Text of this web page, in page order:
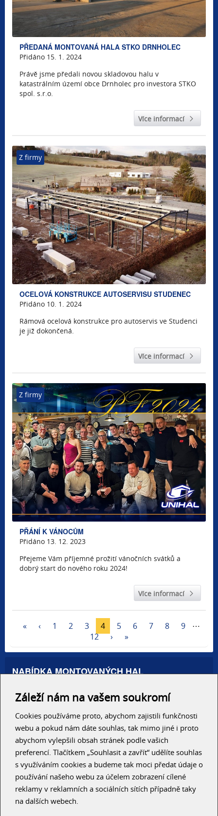
PŘEDANÁ MONTOVANÁ HALA STKO DRNHOLEC
Přidáno 15. 1. 2024
Právě jsme předali novou skladovou halu v
katastrálním území obce Drnholec pro investora STKO
spol. s.r.o.
Více informací
Z firmy
OCELOVÁ KONSTRUKCE AUTOSERVISU STUDENEC
Přidáno 10. 1. 2024
Rámová ocelová konstrukce pro autoservis ve Studenci
je již dokončená.
Více informací
Z firmy
PŘÁNÍ K VÁNOCŮM
Přidáno 13. 12. 2023
Přejeme Vám příjemné prožití vánočních svátků a
dobrý start do nového roku 2024!
Více informací
« ‹ 1 2 3 4(current)
5 6 7 8 9
⋯
12
› »
NABÍDKA MONTOVANÝCH HAL
Autosalony, servisy
Skladové haly
Zemědělské haly
Konzolové regály
RYCHLÝ KONTAKT
Záleží nám na vašem soukromí
Cookies používáme proto, abychom zajistili funkčnosti
webu a pokud nám dáte souhlas, tak mimo jiné i proto
abychom vylepšili obsah stránek podle vašich
preferencí. Tlačítkem „Souhlasit a zavřít“ udělíte souhlas
s využíváním cookies a budeme tak moci předat údaje o
používání našeho webu za účelem zobrazení cílené
reklamy v reklamních a sociálních sítích případně taky
na dalších webech.